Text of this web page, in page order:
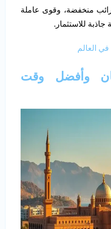
منخفضة، وقوى عاملة
جاذبة للاستثمار.
العالم
وأفضل وقت